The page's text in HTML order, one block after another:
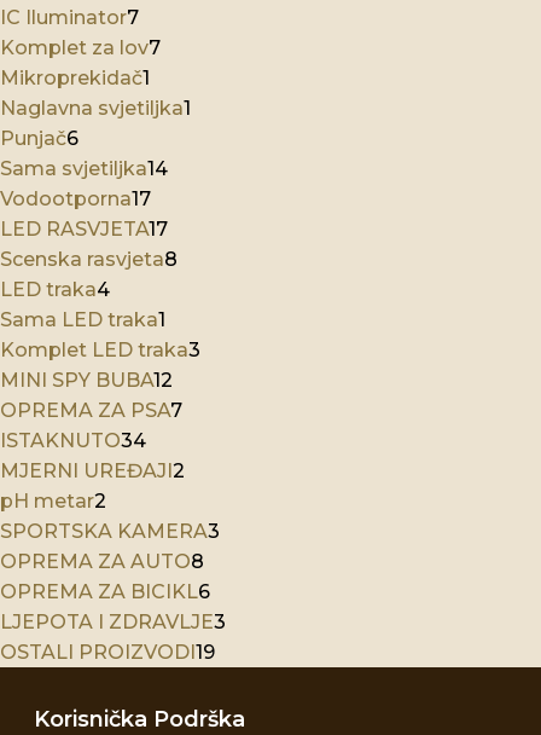
IC Iluminator7
Komplet za lov7
Mikroprekidač1
Naglavna svjetiljka1
Punjač6
Sama svjetiljka14
Vodootporna17
LED RASVJETA17
Scenska rasvjeta8
LED traka4
Sama LED traka1
Komplet LED traka3
MINI SPY BUBA12
OPREMA ZA PSA7
ISTAKNUTO34
MJERNI UREĐAJI2
pH metar2
SPORTSKA KAMERA3
OPREMA ZA AUTO8
OPREMA ZA BICIKL6
LJEPOTA I ZDRAVLJE3
OSTALI PROIZVODI19
Korisnička Podrška